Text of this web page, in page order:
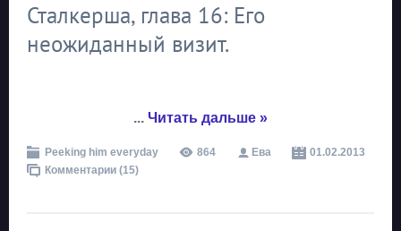
Сталкерша, глава 16: Его
неожиданный визит.
... Читать дальше »
Peeking him everyday 864 Ева
01.02.2013
Комментарии (15)